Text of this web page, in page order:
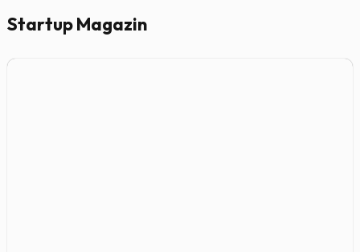
Startup Magazin